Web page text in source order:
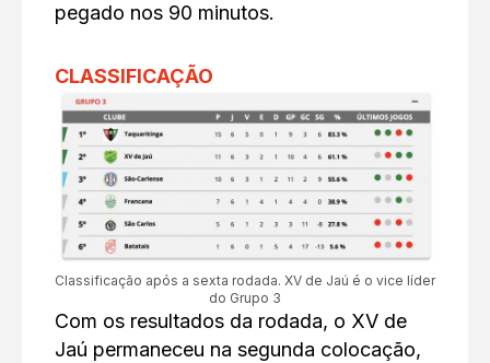
pegado nos 90 minutos.
CLASSIFICAÇÃO
Classificação após a sexta rodada. XV de Jaú é o vice líder
do Grupo 3
Com os resultados da rodada, o XV de
Jaú permaneceu na segunda colocação,